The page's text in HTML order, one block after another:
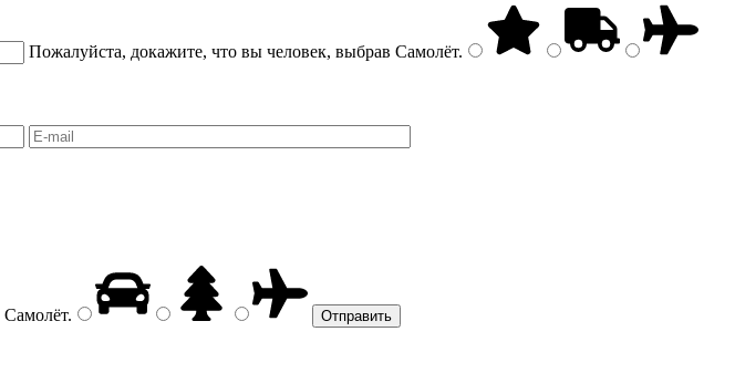
Пожалуйста, докажите, что вы человек, выбрав Самолёт.
Самолёт.